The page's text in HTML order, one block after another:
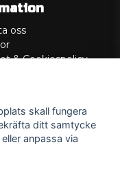
oss
& Cookiespolicy
skall fungera
ditt samtycke
anpassa via